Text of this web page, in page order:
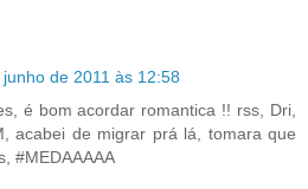
junho de 2011 às 12:58
é bom acordar romantica !! rss, Dri,
acabei de migrar prá lá, tomara que
#MEDAAAAA